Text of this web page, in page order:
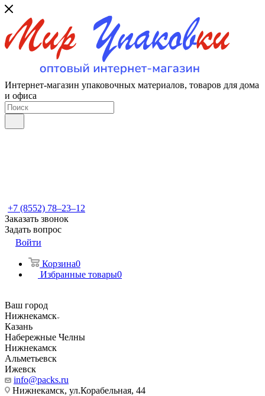
Интернет-магазин упаковочных материалов, товаров для дома
и офиса
+7 (8552) 78‒23‒12
Заказать звонок
Задать вопрос
Войти
Корзина0
Избранные товары0
Ваш город
Нижнекамск
Казань
Набережные Челны
Нижнекамск
Альметьевск
Ижевск
info@packs.ru
Нижнекамск, ​ул.Корабельная, 44